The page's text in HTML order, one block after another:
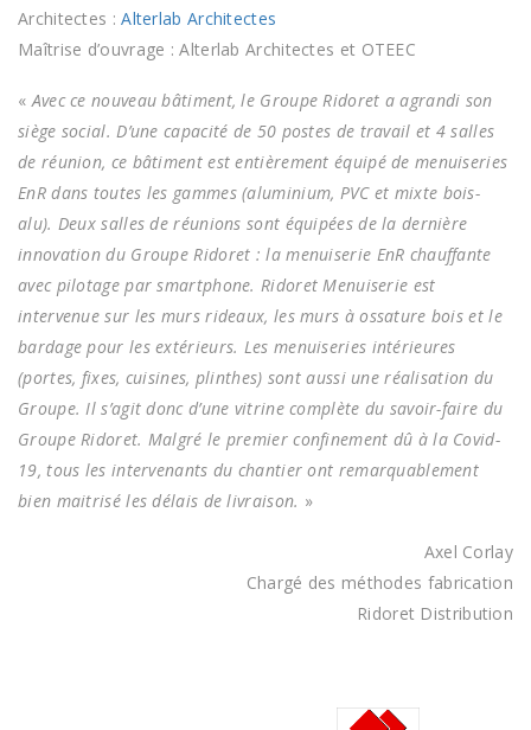
Architectes :Alterlab Architectes
Maîtrise d’ouvrage : Alterlab Architectes et OTEEC
« Avec ce nouveau bâtiment, le Groupe Ridoret a agrandi son
siège social. D’une capacité de 50 postes de travail et 4 salles
de réunion, ce bâtiment est entièrement équipé de menuiseries
EnR dans toutes les gammes (aluminium, PVC et mixte bois-
alu). Deux salles de réunions sont équipées de la dernière
innovation du Groupe Ridoret : la menuiserie EnR chauffante
avec pilotage par smartphone. Ridoret Menuiserie est
intervenue sur les murs rideaux, les murs à ossature bois et le
bardage pour les extérieurs. Les menuiseries intérieures
(portes, fixes, cuisines, plinthes) sont aussi une réalisation du
Groupe. Il s’agit donc d’une vitrine complète du savoir-faire du
Groupe Ridoret. Malgré le premier confinement dû à la Covid-
19, tous les intervenants du chantier ont remarquablement
bien maitrisé les délais de livraison. »
Axel Corlay
Chargé des méthodes fabrication
Ridoret Distribution